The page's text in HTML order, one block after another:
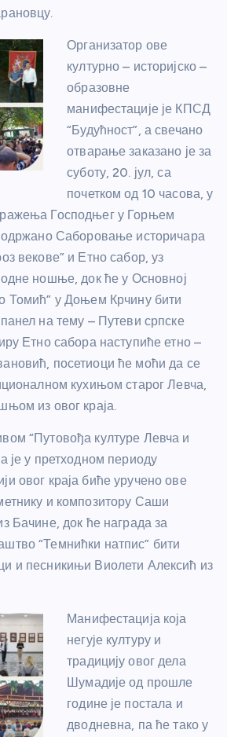
Организатор ове
културно – историјско –
образовне
манифестације је КПСД
“Будућност”, а свечано
отварање заказано је за
суботу, 20. јул, са
почетком од 10 часова, у
Господњег у Горњем
одржано Саборовање историчара
векове” и Етно сабор, уз
ношње, док ће у Основној
Томић” у Доњем Крчину бити
на тему – Путеви српске
Етно сабора наступиће етно –
посетиоци ће моћи да се
кухињом старог Левча,
из овог краја.
“Путовођа културе Левча и
је у претходном периоду
овог краја биће уручено ове
и композитору Саши
Бачине, док ће награда за
“Темнићки натпис” бити
и песникињи Виолети Алексић из
Манифестација која
негује културу и
традицију овог дела
Шумадије од прошле
године је постала и
дводневна, па ће тако у